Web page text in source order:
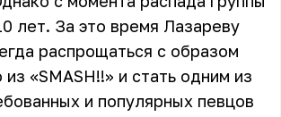
лет. За это время Лазареву
распрощаться с образом
из «SMASH!!» и стать одним из
и популярных певцов